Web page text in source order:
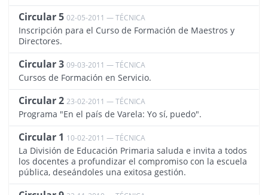
Circular 5 02-05-2011 — TÉCNICA
Inscripción para el Curso de Formación de Maestros y
Directores.
Circular 3 09-03-2011 — TÉCNICA
Cursos de Formación en Servicio.
Circular 2 23-02-2011 — TÉCNICA
Programa "En el país de Varela: Yo sí, puedo".
Circular 1 10-02-2011 — TÉCNICA
La División de Educación Primaria saluda e invita a todos
los docentes a profundizar el compromiso con la escuela
pública, deseándoles una exitosa gestión.